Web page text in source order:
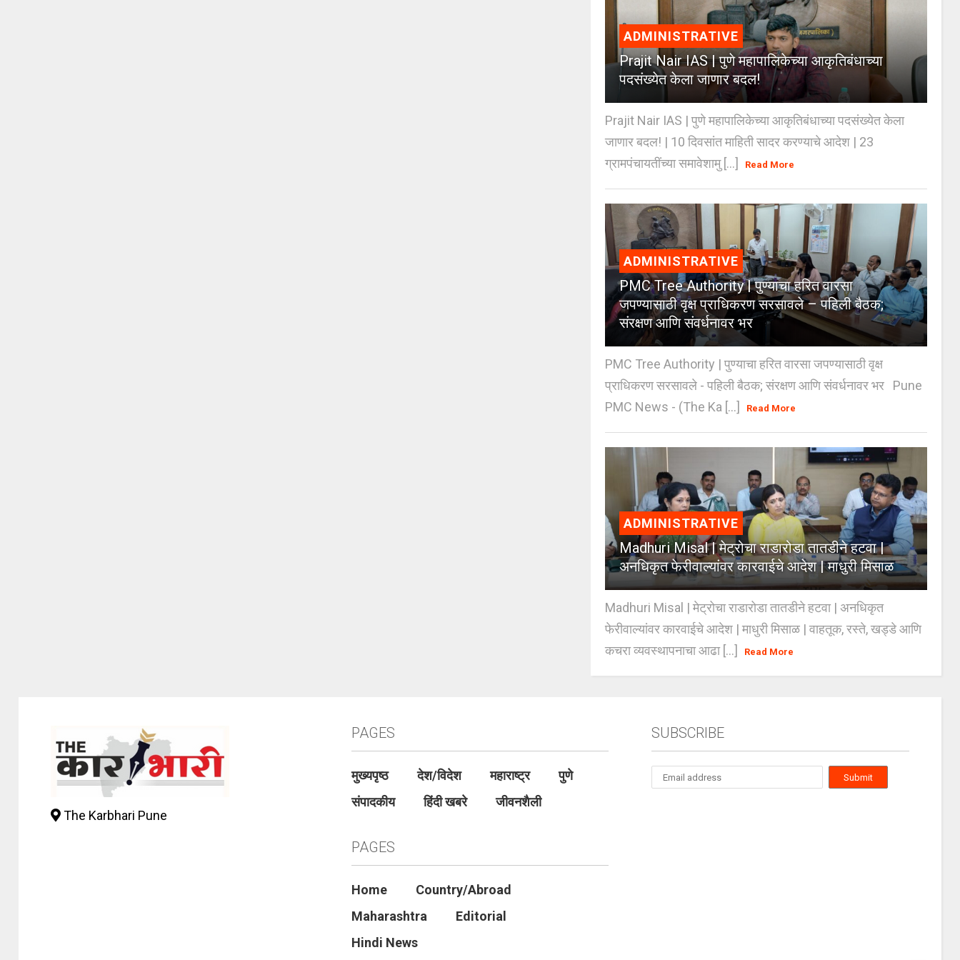
ADMINISTRATIVE
Prajit Nair IAS | पुणे महापालिकेच्या आकृतिबंधाच्या
पदसंख्येत केला जाणार बदल!
Prajit Nair IAS | पुणे महापालिकेच्या आकृतिबंधाच्या पदसंख्येत केला
जाणार बदल! | 10 दिवसांत माहिती सादर करण्याचे आदेश | 23
ग्रामपंचायतींच्या समावेशामु [...]
Read More
ADMINISTRATIVE
PMC Tree Authority | पुण्याचा हरित वारसा
जपण्यासाठी वृक्ष प्राधिकरण सरसावले – पहिली बैठक;
संरक्षण आणि संवर्धनावर भर
PMC Tree Authority | पुण्याचा हरित वारसा जपण्यासाठी वृक्ष
प्राधिकरण सरसावले - पहिली बैठक; संरक्षण आणि संवर्धनावर भर Pune
PMC News - (The Ka [...]
Read More
ADMINISTRATIVE
Madhuri Misal | मेट्रोचा राडारोडा तातडीने हटवा |
अनधिकृत फेरीवाल्यांवर कारवाईचे आदेश | माधुरी मिसाळ
Madhuri Misal | मेट्रोचा राडारोडा तातडीने हटवा | अनधिकृत
फेरीवाल्यांवर कारवाईचे आदेश | माधुरी मिसाळ | वाहतूक, रस्ते, खड्डे आणि
कचरा व्यवस्थापनाचा आढा [...]
Read More
The Karbhari Pune
PAGES
मुख्यपृष्ठ देश/विदेश महाराष्ट्र
पुणे
संपादकीय
हिंदी खबरे जीवनशैली
PAGES
Home
Country/Abroad
Maharashtra
Editorial
Hindi News
SUBSCRIBE